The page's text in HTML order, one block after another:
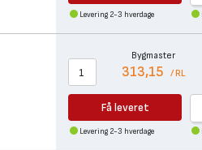
Levering 2-3 hverdage
Bygmaster
313,15 / RL
Få leveret
Levering 2-3 hverdage